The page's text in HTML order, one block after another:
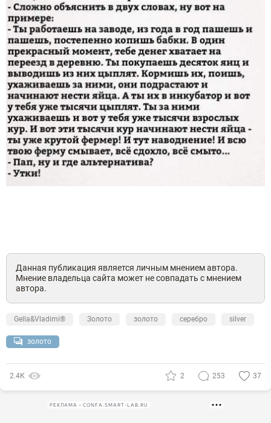
Данная публикация является личным мнением автора.
Мнение владельца сайта может не совпадать с мнением
автора.
Gella&Vladimi® Золото золото серебро silver
золото
2.4К 2 253 37
РЕКЛАМА • CONFA.SMART-LAB.RU